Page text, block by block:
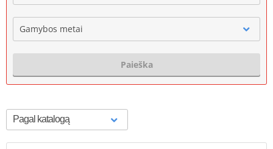
Gamybos metai
Paieška